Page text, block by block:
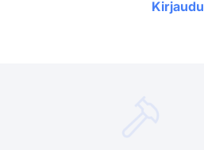
Kirjaudu